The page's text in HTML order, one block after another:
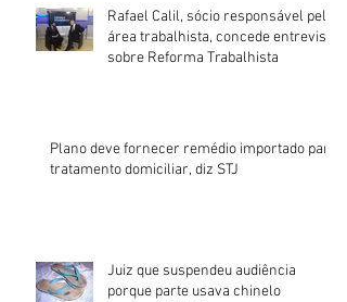
Rafael Calil, sócio responsável pela
área trabalhista, concede entrevista
sobre Reforma Trabalhista
Plano deve fornecer remédio importado para
tratamento domiciliar, diz STJ
Juiz que suspendeu audiência
porque parte usava chinelo